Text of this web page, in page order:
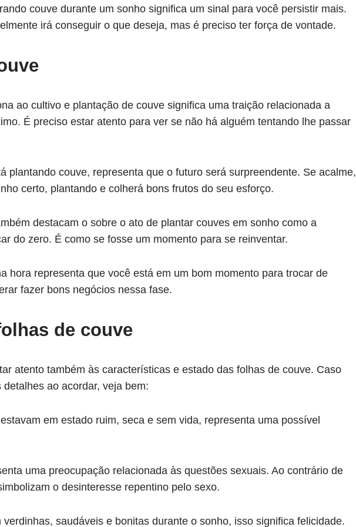
couve durante um sonho significa um sinal para você persistir mais.
irá conseguir o que deseja, mas é preciso ter força de vontade.
ao cultivo e plantação de couve significa uma traição relacionada a
É preciso estar atento para ver se não há alguém tentando lhe passar
plantando couve, representa que o futuro será surpreendente. Se acalme,
certo, plantando e colherá bons frutos do seu esforço.
destacam o sobre o ato de plantar couves em sonho como a
do zero. É como se fosse um momento para se reinventar.
hora representa que você está em um bom momento para trocar de
fazer bons negócios nessa fase.
de couve
atento também às características e estado das folhas de couve. Caso
ao acordar, veja bem:
em estado ruim, seca e sem vida, representa uma possível
uma preocupação relacionada às questões sexuais. Ao contrário de
o desinteresse repentino pelo sexo.
saudáveis e bonitas durante o sonho, isso significa felicidade.